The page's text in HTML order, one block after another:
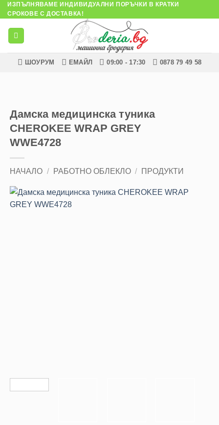
Skip
to
content
ИЗПЪЛНЯВАМЕ ИНДИВИДУАЛНИ ПОРЪЧКИ В КРАТКИ
СРОКОВЕ С ДОСТАВКА!
ШОУРУМ ЕМАЙЛ 09:00 - 17:30 0878 79 49 58
Дамска медицинска туника
CHEROKEE WRAP GREY
WWE4728
НАЧАЛО / РАБОТНО ОБЛЕКЛО / ПРОДУКТИ